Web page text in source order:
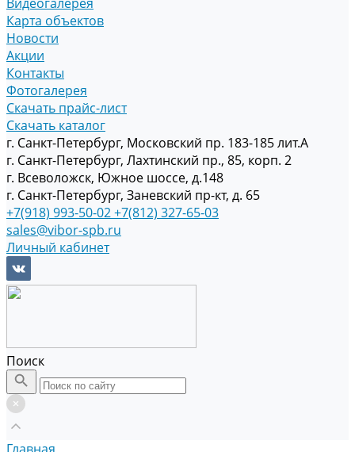
Карта объектов
Новости
Акции
Контакты
Фотогалерея
Скачать прайс-лист
Скачать каталог
г. Санкт-Петербург, Московский пр. 183-185 лит.А
г. Санкт-Петербург, Лахтинский пр., 85, корп. 2
г. Всеволожск, Южное шоссе, д.148
г. Санкт-Петербург, Заневский пр-кт, д. 65
+7(918) 993-50-02+7(812) 327-65-03
sales@vibor-spb.ru
Личный кабинет
Поиск